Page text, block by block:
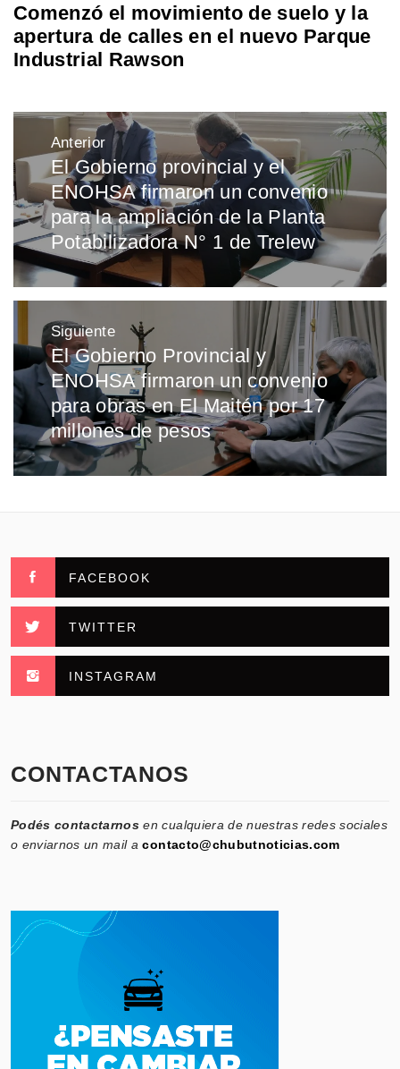
Comenzó el movimiento de suelo y la
apertura de calles en el nuevo Parque
Industrial Rawson
Navegación
de
entradas
Anterior
Entrada
anterior:
El Gobierno provincial y el
ENOHSA firmaron un convenio
para la ampliación de la Planta
Potabilizadora N° 1 de Trelew
Siguiente
Entrada
siguiente:
El Gobierno Provincial y
ENOHSA firmaron un convenio
para obras en El Maitén por 17
millones de pesos
FACEBOOK
TWITTER
INSTAGRAM
CONTACTANOS
Podés contactarnos en cualquiera de nuestras redes sociales
o enviarnos un mail acontacto@chubutnoticias.com